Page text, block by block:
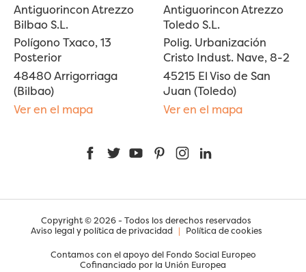
Antiguorincon Atrezzo
Bilbao S.L.
Polígono Txaco, 13
Posterior
48480 Arrigorriaga
(Bilbao)
Ver en el mapa
Antiguorincon Atrezzo
Toledo S.L.
Polig. Urbanización
Cristo Indust. Nave, 8-2
45215 El Viso de San
Juan (Toledo)
Ver en el mapa
FacebookTwitterYouTubePinterestInstagram
Copyright © 2026 - Todos los derechos reservados
Aviso legal y política de privacidad | Política de cookies
Contamos con el apoyo del Fondo Social Europeo
Cofinanciado por la Unión Europea